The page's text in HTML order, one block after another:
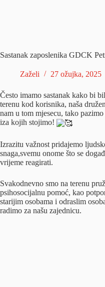
Sastanak zaposlenika GDCK
Zaželi 27 ožujka, 2025
Često imamo sastanak kako bi
terenu kod korisnika, naša
nam u tom mjesecu, tako
iza kojih stojimo!
Izrazitu važnost pridajemo
snaga,svemu onome što se
vrijeme reagirati.
Svakodnevno smo na terenu
psihosocijalnu pomoć, kao
starijim osobama i odraslim
radimo za našu zajednicu.